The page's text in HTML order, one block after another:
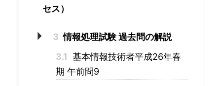
セス）
3 情報処理試験 過去問の解説
3.1 基本情報技術者平成26年春
期 午前問9